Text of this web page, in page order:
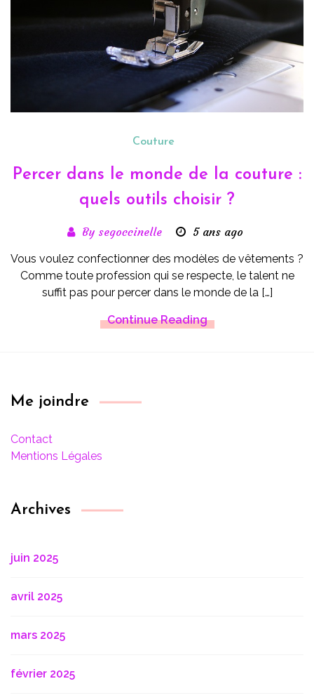
Couture
Percer dans le monde de la couture :
quels outils choisir ?
By segoccinelle 5 ans ago
Vous voulez confectionner des modèles de vêtements ?
Comme toute profession qui se respecte, le talent ne
suffit pas pour percer dans le monde de la […]
Continue Reading
Me joindre
Contact
Mentions Légales
Archives
juin 2025
avril 2025
mars 2025
février 2025